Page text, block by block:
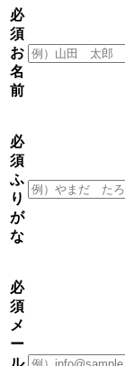
必
須
お
名
前
必
須
ふ
り
が
な
必
須
メ
ー